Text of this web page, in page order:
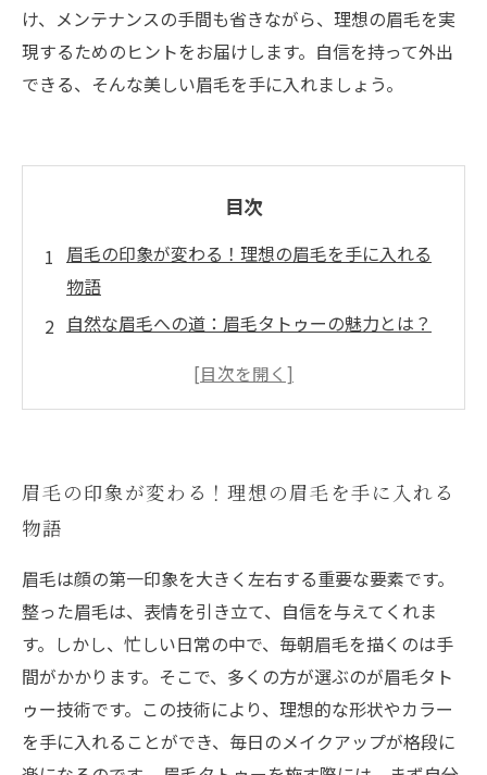
け、メンテナンスの手間も省きながら、理想の眉毛を実
現するためのヒントをお届けします。自信を持って外出
できる、そんな美しい眉毛を手に入れましょう。
目次
眉毛の印象が変わる！理想の眉毛を手に入れる
物語
自然な眉毛への道：眉毛タトゥーの魅力とは？
眉毛タトゥーを施す前に知っておくべきポイン
自信を持って外出！美しい眉毛で新しい自分に
秘訣
眉毛の印象が変わる！理想の眉毛を手に入れる
物語
眉毛は顔の第一印象を大きく左右する重要な要素です。
整った眉毛は、表情を引き立て、自信を与えてくれま
す。しかし、忙しい日常の中で、毎朝眉毛を描くのは手
間がかかります。そこで、多くの方が選ぶのが眉毛タト
ゥー技術です。この技術により、理想的な形状やカラー
を手に入れることができ、毎日のメイクアップが格段に